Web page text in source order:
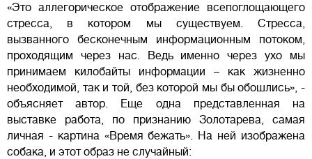
«Это аллегорическое отображение всепоглощающего
стресса, в котором мы существуем. Стресса,
вызванного бесконечным информационным потоком,
проходящим через нас. Ведь именно через ухо мы
принимаем килобайты информации – как жизненно
необходимой, так и той, без которой мы бы обошлись», -
объясняет автор. Еще одна представленная на
выставке работа, по признанию Золотарева, самая
личная - картина «Время бежать». На ней изображена
собака, и этот образ не случайный: